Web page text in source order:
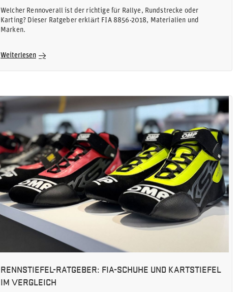
Welcher Rennoverall ist der richtige für Rallye, Rundstrecke oder
Karting? Dieser Ratgeber erklärt FIA 8856-2018, Materialien und
Marken.
Weiterlesen
RENNSTIEFEL-RATGEBER: FIA-SCHUHE UND KARTSTIEFEL
IM VERGLEICH